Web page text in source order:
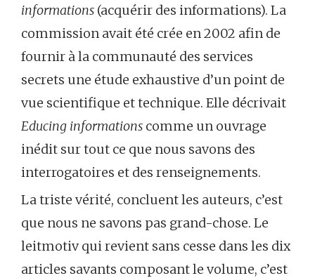
informations (acquérir des informations). La
commission avait été crée en 2002 afin de
fournir à la communauté des services
secrets une étude exhaustive d’un point de
vue scientifique et technique. Elle décrivait
Educing informations comme un ouvrage
inédit sur tout ce que nous savons des
interrogatoires et des renseignements.
La triste vérité, concluent les auteurs, c’est
que nous ne savons pas grand-chose. Le
leitmotiv qui revient sans cesse dans les dix
articles savants composant le volume, c’est